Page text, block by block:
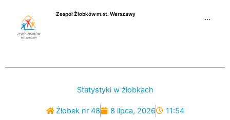
Zespół Żłobków m.st. Warszawy
···
Statystyki w żłobkach
Żłobek nr 48 8 lipca, 2026 11:54